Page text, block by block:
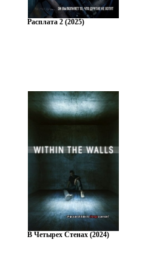
Расплата 2 (2025)
В Четырех Стенах (2024)